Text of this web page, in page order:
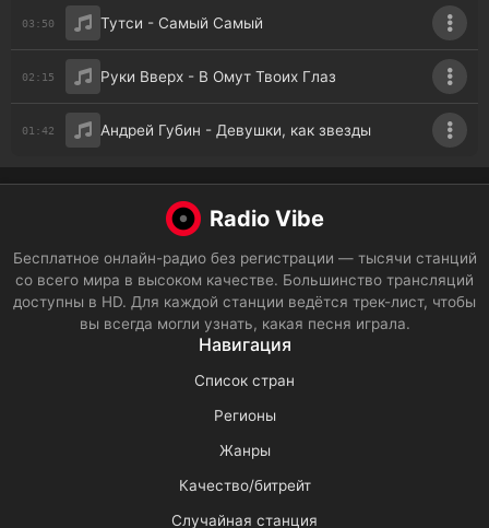
03:50 Тутси - Самый Самый
02:15 Руки Вверх - В Омут Твоих Глаз
01:42 Андрей Губин - Девушки, как звезды
Radio Vibe
Бесплатное онлайн-радио без регистрации — тысячи станций
со всего мира в высоком качестве. Большинство трансляций
доступны в HD. Для каждой станции ведётся трек-лист, чтобы
вы всегда могли узнать, какая песня играла.
Навигация
Список стран
Регионы
Жанры
Качество/битрейт
Случайная станция